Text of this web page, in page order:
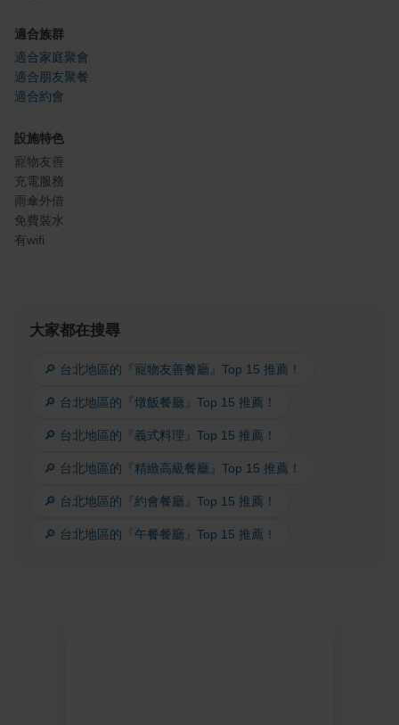
適合族群
適合家庭聚會
適合朋友聚餐
適合約會
設施特色
寵物友善
充電服務
雨傘外借
免費裝水
有wifi
大家都在搜尋
🔎 台北地區的『寵物友善餐廳』Top 15 推薦！
🔎 台北地區的『燉飯餐廳』Top 15 推薦！
🔎 台北地區的『義式料理』Top 15 推薦！
🔎 台北地區的『精緻高級餐廳』Top 15 推薦！
🔎 台北地區的『約會餐廳』Top 15 推薦！
🔎 台北地區的『午餐餐廳』Top 15 推薦！